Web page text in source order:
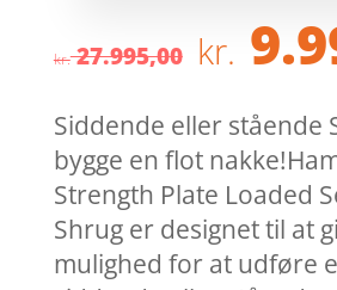
kr.27.995,00 Den
pris
var:
kr.
kr.
Siddende eller stående
bygge en flot
Strength Plate Loaded
Shrug er designet til at
mulighed for at udføre